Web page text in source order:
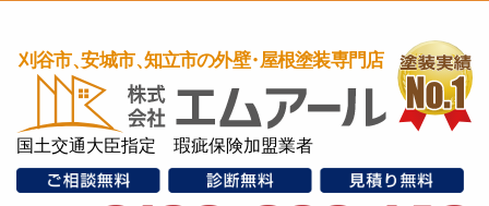
国土交通大臣指定 瑕疵保険加盟業者